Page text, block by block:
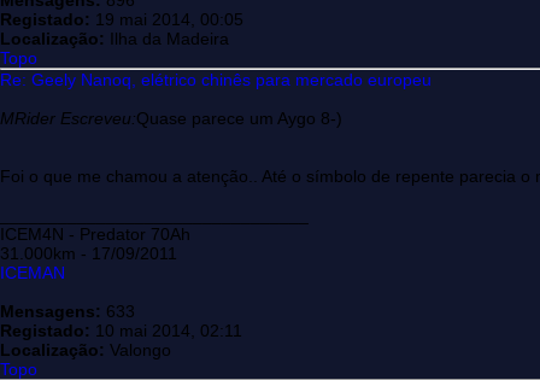
Registado: 19 mai 2014, 00:05
Localização: Ilha da Madeira
Topo
Re: Geely Nanoq, elétrico chinês para mercado europeu
MRider Escreveu:Quase parece um Aygo 8-)
Foi o que me chamou a atenção.. Até o símbolo de repente parecia o
ICEM4N - Predator 70Ah
31.000km - 17/09/2011
ICEMAN
Mensagens: 633
Registado: 10 mai 2014, 02:11
Localização: Valongo
Topo